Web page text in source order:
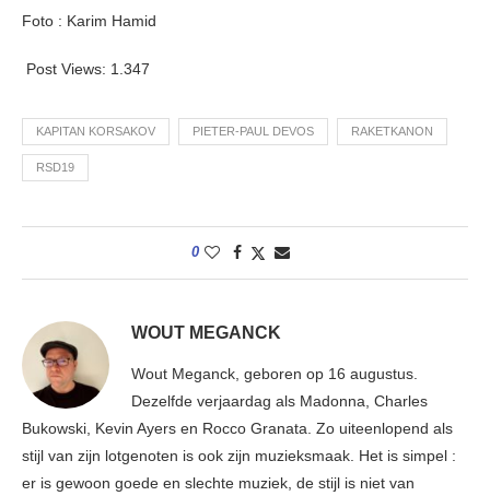
Foto : Karim Hamid
Post Views: 1.347
KAPITAN KORSAKOV PIETER-PAUL DEVOS RAKETKANON
RSD19
0
WOUT MEGANCK
Wout Meganck, geboren op 16 augustus.
Dezelfde verjaardag als Madonna, Charles
Bukowski, Kevin Ayers en Rocco Granata. Zo uiteenlopend als
stijl van zijn lotgenoten is ook zijn muzieksmaak. Het is simpel :
er is gewoon goede en slechte muziek, de stijl is niet van